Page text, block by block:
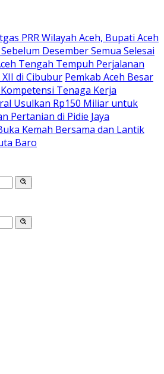
PRR Wilayah Aceh, Bupati Aceh
Desember Semua Selesai
Tengah Tempuh Perjalanan
di Cibubur Pemkab Aceh Besar
Tenaga Kerja
Usulkan Rp150 Miliar untuk
Pertanian di Pidie Jaya
Kemah Bersama dan Lantik
Baro